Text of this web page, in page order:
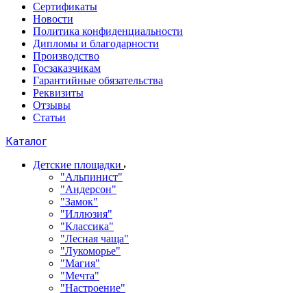
Сертификаты
Новости
Политика конфиденциальности
Дипломы и благодарности
Производство
Госзаказчикам
Гарантийные обязательства
Реквизиты
Отзывы
Статьи
Каталог
Детские площадки
"Альпинист"
"Андерсон"
"Замок"
"Иллюзия"
"Классика"
"Лесная чаща"
"Лукоморье"
"Магия"
"Мечта"
"Настроение"